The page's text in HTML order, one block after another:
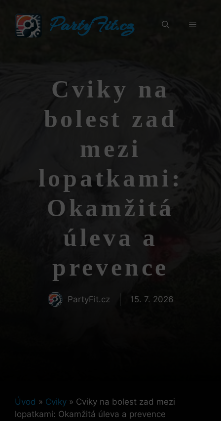
obsah
PartyFit.cz Menu
Cviky na
bolest zad
mezi
lopatkami:
Okamžitá
úleva a
prevence
PartyFit.cz 15. 7. 2026
Úvod » Cviky » Cviky na bolest zad mezi
lopatkami: Okamžitá úleva a prevence